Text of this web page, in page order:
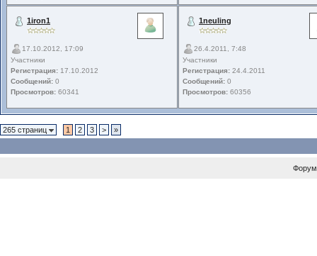
1iron1
17.10.2012, 17:09
Участники
Регистрация: 17.10.2012
Сообщений: 0
Просмотров: 60341
1neuling
26.4.2011, 7:48
Участники
Регистрация: 24.4.2011
Сообщений: 0
Просмотров: 60356
265 страниц 1 2 3 > »
Форум